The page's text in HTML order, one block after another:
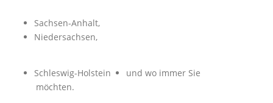
Sachsen-Anhalt,
Niedersachsen,
Schleswig-Holstein
und wo immer Sie
möchten.